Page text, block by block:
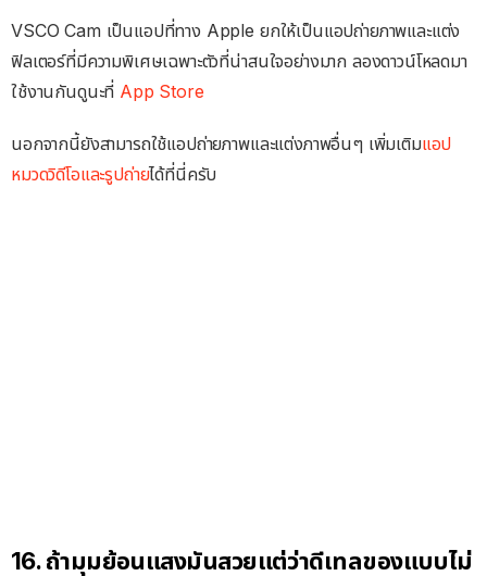
VSCO Cam เป็นแอปที่ทาง Apple ยกให้เป็นแอปถ่ายภาพและแต่ง
ฟิลเตอร์ที่มีความพิเศษเฉพาะตัวที่น่าสนใจอย่างมาก ลองดาวน์โหลดมา
ใช้งานกันดูนะที่ App Store
นอกจากนี้ยังสามารถใช้แอปถ่ายภาพและแต่งภาพอื่นๆ เพิ่มเติมแอป
หมวดวิดีโอและรูปถ่ายได้ที่นี่ครับ
16. ถ้ามุมย้อนแสงมันสวยแต่ว่าดีเทลของแบบไม่